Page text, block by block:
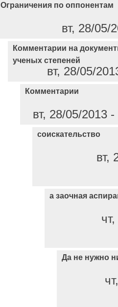
Ограничения по оппонентам
вт, 28/05/
Комментарии на
ученых степеней
вт, 28/05/
Комментарии
вт, 28/05/2013
соискательство
вт,
а заочная
Да не нужно